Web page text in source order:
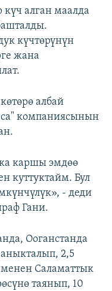
күч алган маалда
күчтөрүнүн
жана
албай
компаниясынын
каршы эмдөө
куттуктайм. Бул
- деди
Гани.
Ооганстанда
2,5
Саламаттык
таянып, 10